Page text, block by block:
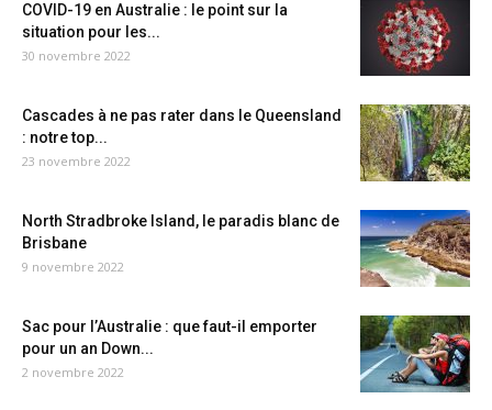
COVID-19 en Australie : le point sur la
situation pour les...
30 novembre 2022
Cascades à ne pas rater dans le Queensland
: notre top...
23 novembre 2022
North Stradbroke Island, le paradis blanc de
Brisbane
9 novembre 2022
Sac pour l’Australie : que faut-il emporter
pour un an Down...
2 novembre 2022